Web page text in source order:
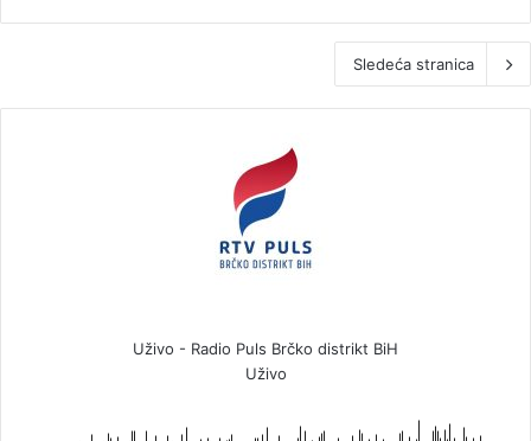
Sledeća stranica
Uživo - Radio Puls Brčko distrikt BiH
Uživo